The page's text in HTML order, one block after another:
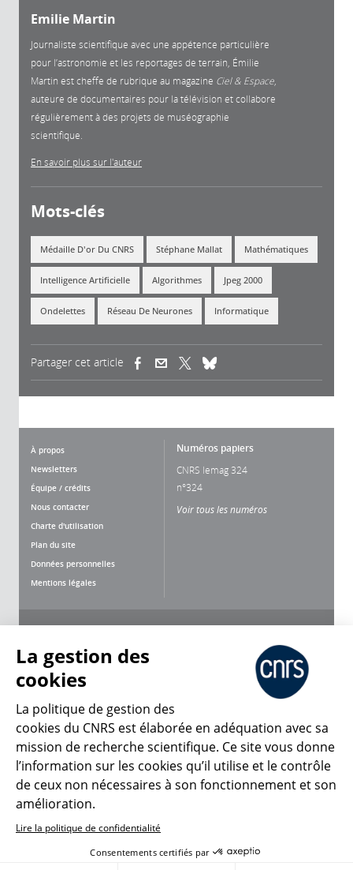
Emilie Martin
Journaliste scientifique avec une appétence particulière
pour l’astronomie et les reportages de terrain, Émilie
Martin est cheffe de rubrique au magazine Ciel & Espace,
auteure de documentaires pour la télévision et collabore
régulièrement à des projets de muséographie
scientifique.
En savoir plus sur l'auteur
Mots-clés
Médaille D'or Du CNRS Stéphane Mallat Mathématiques
Intelligence Artificielle Algorithmes Jpeg 2000
Ondelettes Réseau De Neurones Informatique
Partager cet article (link is external)(link is external)
À propos
Newsletters
Équipe / crédits
Nous contacter
Charte d'utilisation
Plan du site
Données personnelles
Mentions légales
Numéros papiers
CNRS lemag 324
n°324
Voir tous les numéros
CNRS Le Mag
© 2026, CNRS
Créer un compte Se connecter
Gestion des cookies
La gestion des
cookies
La politique de gestion des
cookies du CNRS est élaborée en adéquation avec sa
mission de recherche scientifique. Ce site vous donne
l’information sur les cookies qu’il utilise et le contrôle
de ceux non nécessaires à son fonctionnement et son
amélioration.
Lire la politique de confidentialité
Consentements certifiés par